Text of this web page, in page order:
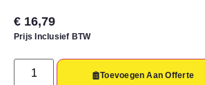
€ 16,79
Prijs Inclusief BTW
Toevoegen Aan Offerte